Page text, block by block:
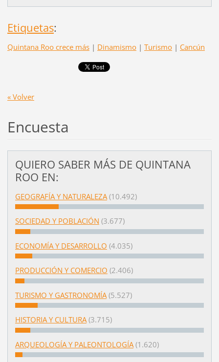
Etiquetas:
Quintana Roo crece más | Dinamismo | Turismo | Cancún
« Volver
Encuesta
QUIERO SABER MÁS DE QUINTANA
ROO EN:
GEOGRAFÍA Y NATURALEZA (10.492)
SOCIEDAD Y POBLACIÓN (3.677)
ECONOMÍA Y DESARROLLO (4.035)
PRODUCCIÓN Y COMERCIO (2.406)
TURISMO Y GASTRONOMÍA (5.527)
HISTORIA Y CULTURA (3.715)
ARQUEOLOGÍA Y PALEONTOLOGÍA (1.620)